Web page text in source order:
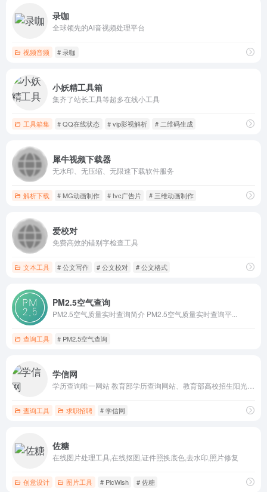
录咖
全球领先的AI音视频处理平台
视频音频 # 录咖
小妖精工具箱
集齐了站长工具等超多在线小工具
工具箱集 # QQ在线状态 # vip影视解析 # 二维码生成
犀牛视频下载器
无水印、无压缩、无限速下载软件服务
解析下载 # MG动画制作 # tvc广告片 # 三维动画制作
爱校对
免费高效的错别字检查工具
文本工具 # 公文写作 # 公文校对 # 公文格式
PM2.5空气查询
PM2.5空气质量实时查询简介 PM2.5空气质量实时查询平...
查询工具 # PM2.5空气查询
学信网
查询工具 求职招聘 # 学信网
佐糖
在线图片处理工具,在线抠图,证件照换底色,去水印,照片修复
创意设计 图片工具 # PicWish # 佐糖